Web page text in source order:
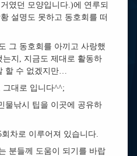
였던 모양입니다.)에 연루되
설명도 못하고 동호회를 떠
그 동호회를 아끼고 사랑했
지, 지금도 제대로 활동하
할 수 없겠지만…
그대로 입니다^^;
물낚시 팁을 이곳에 공유하
차로 이루어져 있습니다.
분들께 도움이 되기를 바랍